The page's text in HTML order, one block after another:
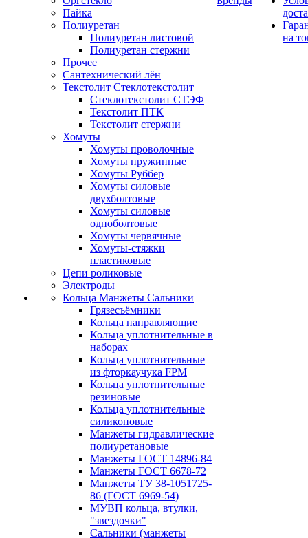
Пайка
Полиуретан
Полиуретан листовой
Полиуретан стержни
Прочее
Сантехнический лён
Текстолит Стеклотекстолит
Стеклотекстолит СТЭФ
Текстолит ПТК
Текстолит стержни
Хомуты
Хомуты проволочные
Хомуты пружинные
Хомуты Руббер
Хомуты силовые
двухболтовые
Хомуты силовые
одноболтовые
Хомуты червячные
Хомуты-стяжки
пластиковые
Цепи роликовые
Электроды
Кольца Манжеты Сальники
Грязесъёмники
Кольца направляющие
Кольца уплотнительные в
наборах
Кольца уплотнительные
из фторкаучука FPM
Кольца уплотнительные
резиновые
Кольца уплотнительные
силиконовые
Манжеты гидравлические
полиуретановые
Манжеты ГОСТ 14896-84
Манжеты ГОСТ 6678-72
Манжеты ТУ 38-1051725-
86 (ГОСТ 6969-54)
МУВП кольца, втулки,
"звездочки"
Сальники (манжеты
на